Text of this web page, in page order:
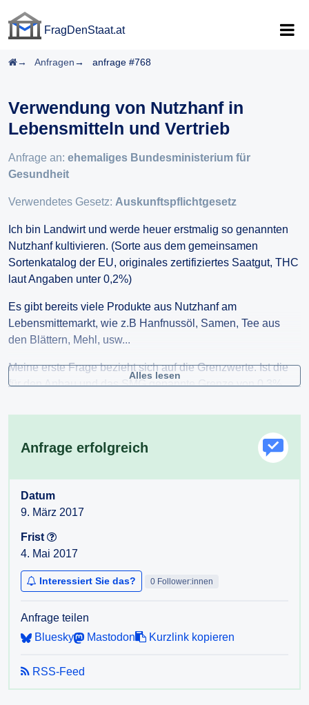
FragDenStaat.at
Startseite
Anfragen anfrage #768
Verwendung von Nutzhanf in
Lebensmitteln und Vertrieb
Anfrage an: ehemaliges Bundesministerium für
Gesundheit
Verwendetes Gesetz: Auskunftspflichtgesetz
Ich bin Landwirt und werde heuer erstmalig so genannten
Nutzhanf kultivieren. (Sorte aus dem gemeinsamen
Sortenkatalog der EU, originales zertifiziertes Saatgut, THC
laut Angaben unter 0,2%)
Es gibt bereits viele Produkte aus Nutzhanf am
Lebensmittemarkt, wie z.B Hanfnussöl, Samen, Tee aus
den Blättern, Mehl, usw...
Meine erste Frage bezieht sich auf die Grenzwerte. Ist die
für den Anbau und das SMG genannte Grenze von 0,3%,
Grenze, um als Lebensmittel verkauft werden zu dürfen und
Oder gibt es für Lebensmittel eigene Grenzwerte, was den
THC/THCA Gehalt in Prozenten oder
Milligramm/Mikrogramm betrifft? Wenn ja, wo kann man die
Grenzmengen einsehen, bzw. Auskunft über die
Lebensmitteln erhalten?
Meine zweite Frage bezieht sich auf die Verwendung von
Nutzhanf als Rohstoff für weiterverarbeitende Firmen:
Sie haben in letzter Zeit mehrere Anfragen bezogen auf
Hanf beantwortet. Dabei ging es zum Beispiel um die
Extrakte (vor allem CBD).
Wie ich Ihren Antworten entnehmen konnte (öffentlich
Alles lesen
Anfrage erfolgreich
Datum
9. März 2017
Frist
4. Mai 2017
Interessiert Sie das? 0 Follower:innen
Anfrage teilen
Bluesky
Mastodon Kurzlink kopieren
RSS-Feed